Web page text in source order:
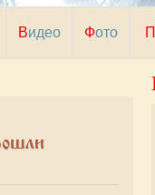
Видео Фото